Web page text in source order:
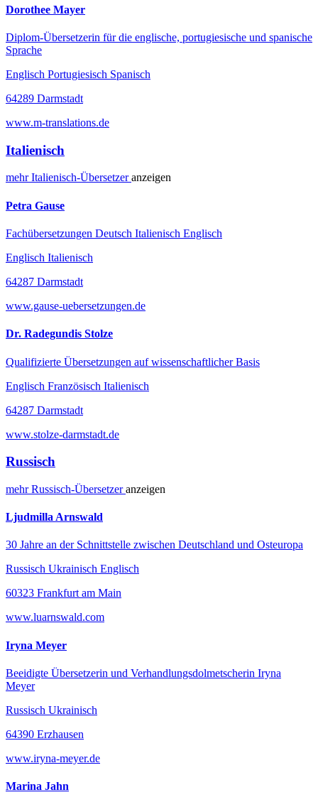
Dorothee Mayer
Diplom-Übersetzerin für die englische, portugiesische und spanische
Sprache
Englisch Portugiesisch Spanisch
64289 Darmstadt
www.m-translations.de
Italienisch
mehrItalienisch-Übersetzeranzeigen
Petra Gause
Fachübersetzungen Deutsch Italienisch Englisch
Englisch Italienisch
64287 Darmstadt
www.gause-uebersetzungen.de
Dr. Radegundis Stolze
Qualifizierte Übersetzungen auf wissenschaftlicher Basis
Englisch Französisch Italienisch
64287 Darmstadt
www.stolze-darmstadt.de
Russisch
mehrRussisch-Übersetzeranzeigen
Ljudmilla Arnswald
30 Jahre an der Schnittstelle zwischen Deutschland und Osteuropa
Russisch Ukrainisch Englisch
60323 Frankfurt am Main
www.luarnswald.com
Iryna Meyer
Beeidigte Übersetzerin und Verhandlungsdolmetscherin Iryna
Meyer
Russisch Ukrainisch
64390 Erzhausen
www.iryna-meyer.de
Marina Jahn